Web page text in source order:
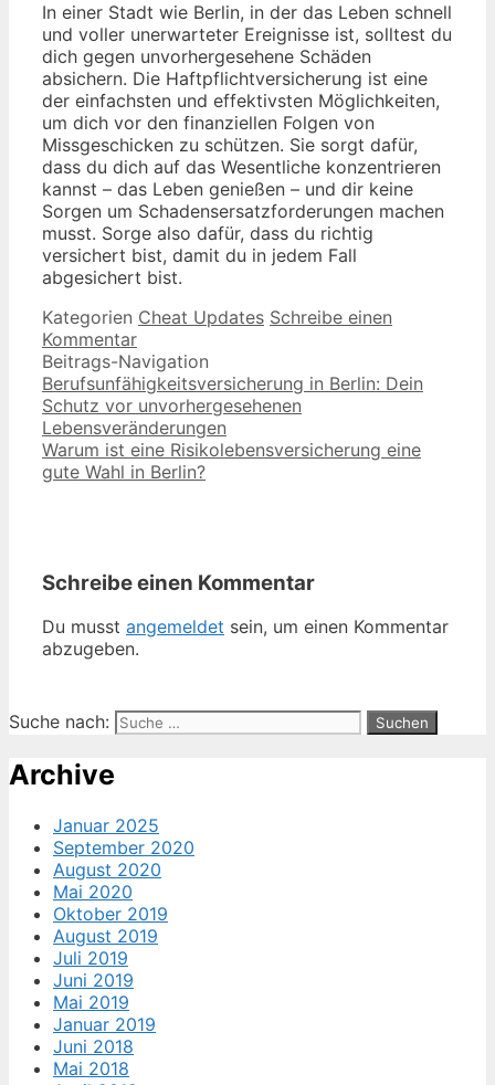
In einer Stadt wie Berlin, in der das Leben schnell
und voller unerwarteter Ereignisse ist, solltest du
dich gegen unvorhergesehene Schäden
absichern. Die Haftpflichtversicherung ist eine
der einfachsten und effektivsten Möglichkeiten,
um dich vor den finanziellen Folgen von
Missgeschicken zu schützen. Sie sorgt dafür,
dass du dich auf das Wesentliche konzentrieren
kannst – das Leben genießen – und dir keine
Sorgen um Schadensersatzforderungen machen
musst. Sorge also dafür, dass du richtig
versichert bist, damit du in jedem Fall
abgesichert bist.
Kategorien Cheat Updates Schreibe einen
Kommentar
Beitrags-Navigation
Berufsunfähigkeitsversicherung in Berlin: Dein
Schutz vor unvorhergesehenen
Lebensveränderungen
Warum ist eine Risikolebensversicherung eine
gute Wahl in Berlin?
Schreibe einen Kommentar
Du musst angemeldet sein, um einen Kommentar
abzugeben.
Suche nach:
Archive
Januar 2025
September 2020
August 2020
Mai 2020
Oktober 2019
August 2019
Juli 2019
Juni 2019
Mai 2019
Januar 2019
Juni 2018
Mai 2018